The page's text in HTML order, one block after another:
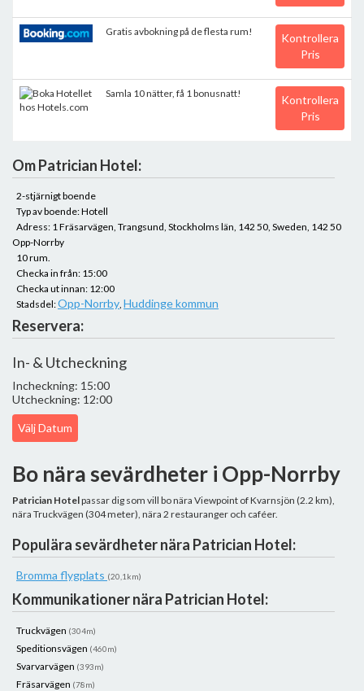
Gratis avbokning på de flesta rum!
Kontrollera
Pris
Samla 10 nätter, få 1 bonusnatt!
Kontrollera
Pris
Om Patrician Hotel:
2-stjärnigt boende
Typ av boende: Hotell
Adress: 1 Fräsarvägen, Trangsund, Stockholms län, 142 50, Sweden, 142 50
Opp-Norrby
10 rum.
Checka in från: 15:00
Checka ut innan: 12:00
Stadsdel:Opp-Norrby, Huddinge kommun
Reservera:
In- & Utcheckning
Incheckning: 15:00
Utcheckning: 12:00
Välj Datum
Bo nära sevärdheter i Opp-Norrby
Patrician Hotelpassar dig som vill bo nära Viewpoint of Kvarnsjön (2.2 km),
nära Truckvägen (304 meter), nära 2 restauranger och caféer.
Populära sevärdheter nära Patrician Hotel:
Bromma flygplats (20,1km)
Kommunikationer nära Patrician Hotel:
Truckvägen (304m)
Speditionsvägen (460m)
Svarvarvägen (393m)
Fräsarvägen (78m)